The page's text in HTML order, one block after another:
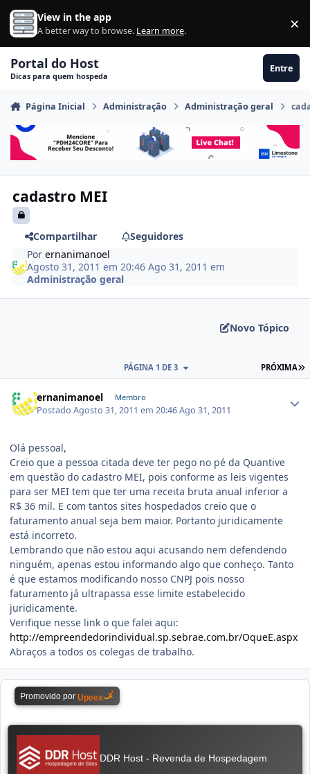
Ir para conteúdo
View in the app
A better way to browse. Learn more. ×
Portal do Host
Dicas para quem hospeda
Entre
Página Inicial Administração Administração geral
cadastro MEI
Compartilhar
Seguidores
Porernanimanoel
Agosto 31, 2011 em 20:46Ago 31, 2011 em
Administração geral
Novo Tópico
PRÓXIMA
PÁGINA 1 DE 3
ernanimanoel Membro
PostadoAgosto 31, 2011 em 20:46Ago 31, 2011
Olá pessoal,
Creio que a pessoa citada deve ter pego no pé da Quantive
em questão do cadastro MEI, pois conforme as leis vigentes
para ser MEI tem que ter uma receita bruta anual inferior a
R$ 36 mil. E com tantos sites hospedados creio que o
faturamento anual seja bem maior. Portanto juridicamente
está incorreto.
Lembrando que não estou aqui acusando nem defendendo
ninguém, apenas estou informando algo que conheço. Tanto
é que estamos modificando nosso CNPJ pois nosso
faturamento já ultrapassa esse limite estabelecido
juridicamente.
Verifique nesse link o que falei aqui:
http://empreendedorindividual.sp.sebrae.com.br/OqueE.aspx
Abraços a todos os colegas de trabalho.